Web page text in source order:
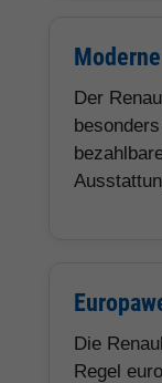
Der
Die
Regel